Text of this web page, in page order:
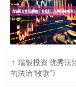
1 瑞银投资 优秀法
的法治“牧歌”》